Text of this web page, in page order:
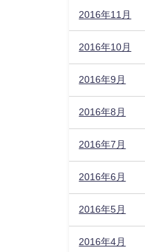
2016年11月
2016年10月
2016年9月
2016年8月
2016年7月
2016年6月
2016年5月
2016年4月